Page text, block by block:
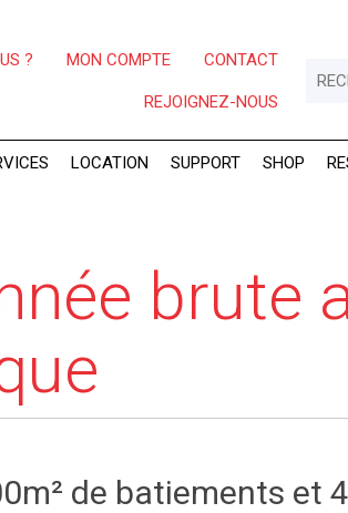
? MON COMPTE CONTACT
REJOIGNEZ-NOUS
LOCATION SUPPORT SHOP
brute
de batiements et